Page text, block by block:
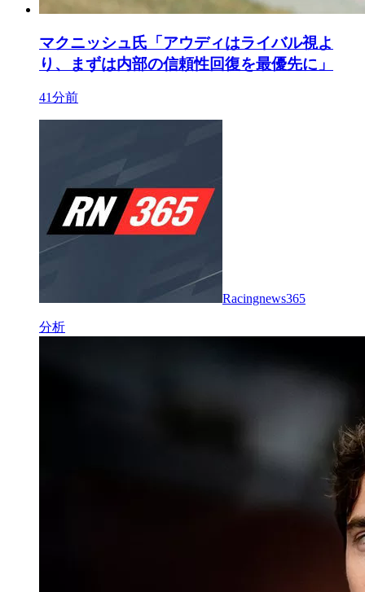
マクニッシュ氏「アウディはライバル視よ
り、まずは内部の信頼性回復を最優先に」
41分前
Racingnews365
分析